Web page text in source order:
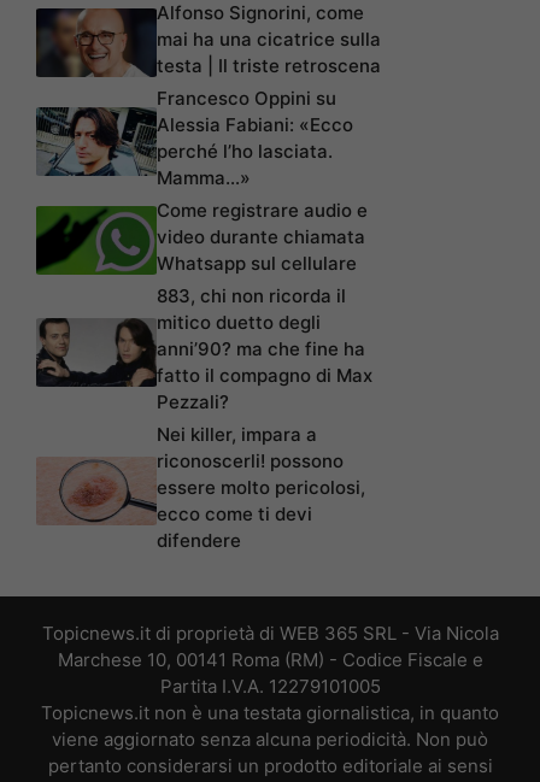
Alfonso Signorini, come
mai ha una cicatrice sulla
testa | Il triste retroscena
Francesco Oppini su
Alessia Fabiani: «Ecco
perché l’ho lasciata.
Mamma…»
Come registrare audio e
video durante chiamata
Whatsapp sul cellulare
883, chi non ricorda il
mitico duetto degli
anni’90? ma che fine ha
fatto il compagno di Max
Pezzali?
Nei killer, impara a
riconoscerli! possono
essere molto pericolosi,
ecco come ti devi
difendere
Topicnews.it di proprietà di WEB 365 SRL - Via Nicola
Marchese 10, 00141 Roma (RM) - Codice Fiscale e
Partita I.V.A. 12279101005
Topicnews.it non è una testata giornalistica, in quanto
viene aggiornato senza alcuna periodicità. Non può
pertanto considerarsi un prodotto editoriale ai sensi